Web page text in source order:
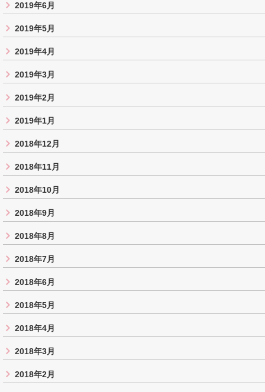
2019年6月
2019年5月
2019年4月
2019年3月
2019年2月
2019年1月
2018年12月
2018年11月
2018年10月
2018年9月
2018年8月
2018年7月
2018年6月
2018年5月
2018年4月
2018年3月
2018年2月